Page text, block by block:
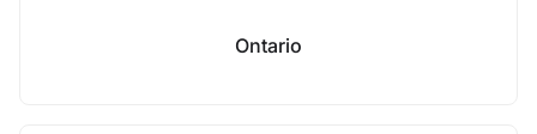
Ontario